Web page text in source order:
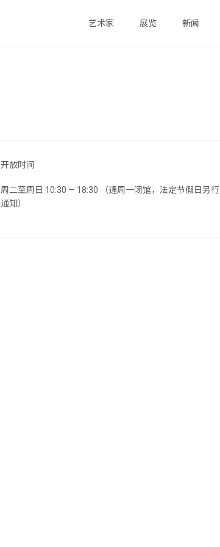
艺术家 展览 新闻
开放时间
周二至周日 10:30 — 18:30 （逢周一闭馆，法定节假日另行
通知）